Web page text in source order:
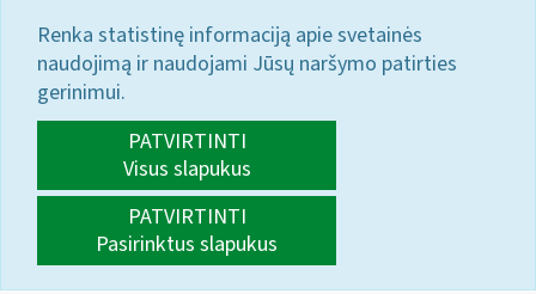
Renka statistinę informaciją apie svetainės
naudojimą ir naudojami Jūsų naršymo patirties
gerinimui.
PATVIRTINTI
Visus slapukus
PATVIRTINTI
Pasirinktus slapukus